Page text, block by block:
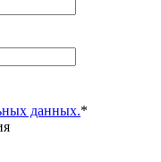
данных.*